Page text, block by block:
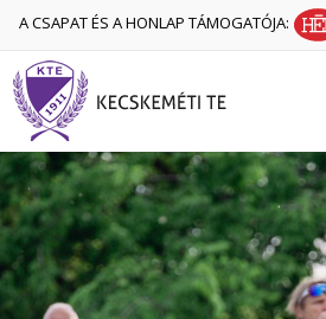
A CSAPAT ÉS A HONLAP TÁMOGATÓJA: